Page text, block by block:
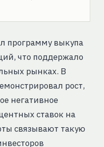
программу выкупа
что поддержало
рынках. В
рост,
негативное
ставок на
связывают такую